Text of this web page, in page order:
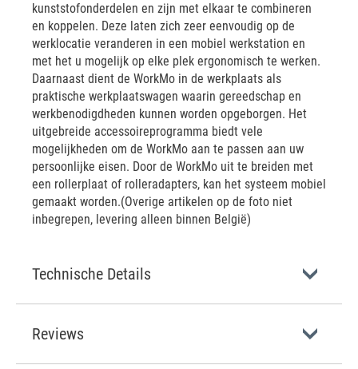
kunststofonderdelen en zijn met elkaar te combineren
en koppelen. Deze laten zich zeer eenvoudig op de
werklocatie veranderen in een mobiel werkstation en
met het u mogelijk op elke plek ergonomisch te werken.
Daarnaast dient de WorkMo in de werkplaats als
praktische werkplaatswagen waarin gereedschap en
werkbenodigdheden kunnen worden opgeborgen. Het
uitgebreide accessoireprogramma biedt vele
mogelijkheden om de WorkMo aan te passen aan uw
persoonlijke eisen. Door de WorkMo uit te breiden met
een rollerplaat of rolleradapters, kan het systeem mobiel
gemaakt worden.(Overige artikelen op de foto niet
inbegrepen, levering alleen binnen België)
Technische Details
Reviews